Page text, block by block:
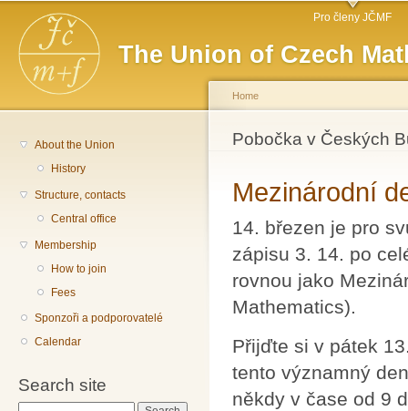
The Union of Czech
Main menu Pro členy JČMF
About the Union
History
Structure, contacts
Central office
Membership
How to join
Fees
Sponzoři a podporovatelé
Calendar
Search site
You are here
Home
Pobočka v Českých
Mezinárodní
14. březen je pro
zápisu 3. 14. po
rovnou jako
Mathematics).
Přijďte si v pátek
tento významný
někdy v čase od 9